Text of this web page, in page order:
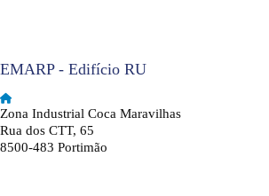
EMARP - Edifício RU
Zona Industrial Coca Maravilhas
Rua dos CTT, 65
8500-483 Portimão